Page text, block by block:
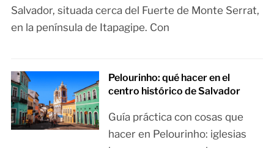
Salvador, situada cerca del Fuerte de Monte Serrat,
en la península de Itapagipe. Con
Pelourinho: qué hacer en el
centro histórico de Salvador
Guía práctica con cosas que
hacer en Pelourinho: iglesias